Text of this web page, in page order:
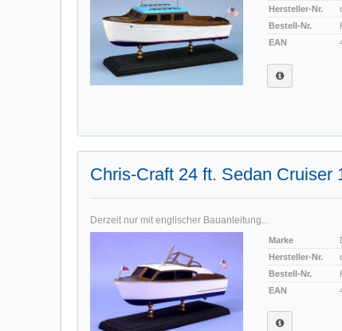
Hersteller-Nr.
Bestell-Nr.
EAN
Chris-Craft 24 ft. Sedan Cruiser
Derzeit nur mit englischer Bauanleitung...
Marke
Hersteller-Nr.
Bestell-Nr.
EAN